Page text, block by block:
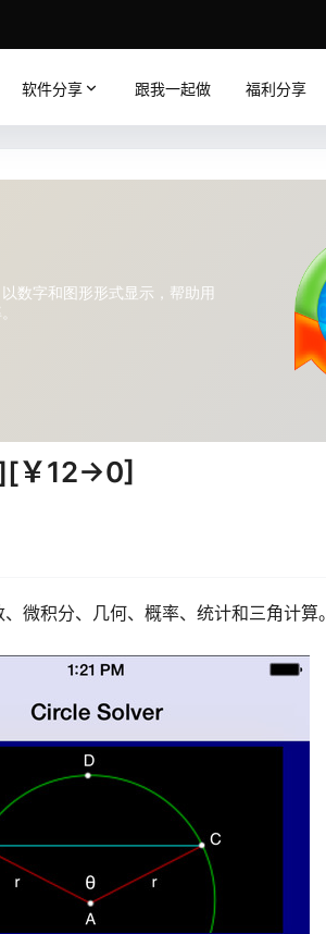
软件分享 跟我一起做 福利分享
￥12→0]
微积分、几何、概率、统计和三角计算。